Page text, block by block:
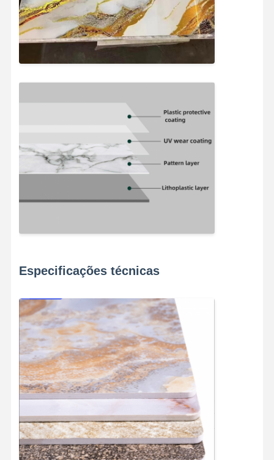
painéis de parede de fibras de bambu
Painéis de parede acústicos
Painel de parede do SPC
Especificações técnicas